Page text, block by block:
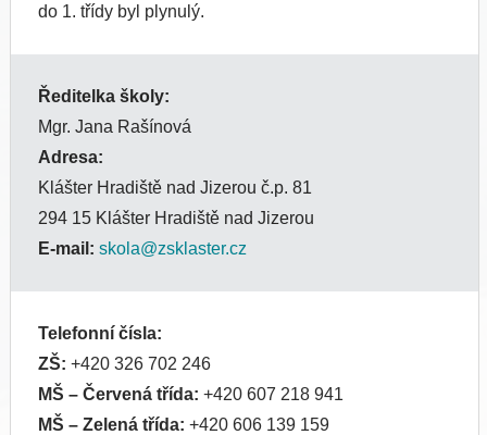
do 1. třídy byl plynulý.
Ředitelka školy:
Mgr. Jana Rašínová
Adresa:
Klášter Hradiště nad Jizerou č.p. 81
294 15 Klášter Hradiště nad Jizerou
E-mail: skola@zsklaster.cz
Telefonní čísla:
ZŠ: +420 326 702 246
MŠ – Červená třída: +420 607 218 941
MŠ – Zelená třída: +420 606 139 159